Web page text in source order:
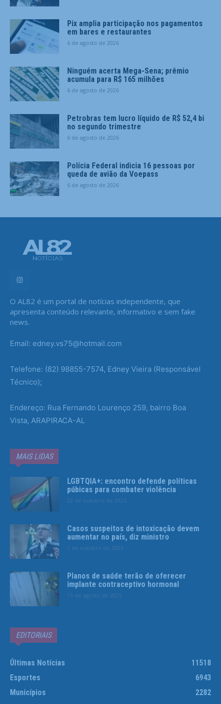
Pix amplia participação nos pagamentos
em bares e restaurantes
6 de agosto de 2026
Ninguém acerta Mega-Sena; prêmio
acumula para R$ 165 milhões
6 de agosto de 2026
Petrobras tem lucro líquido de R$ 52,4 bi
no segundo trimestre
6 de agosto de 2026
Polícia Federal indicia 16 pessoas por
queda de avião da Voepass
6 de agosto de 2026
O AL82 é um portal de notícias independente, que
apresenta conteúdo relevante, informativo e sem fake
news.
Email: edney.vs75@hotmail.com
Telefone: (82) 98855-7574, Edney Vieira (Responsável
Técnico);
Endereço: Rua Fernando Lourenço 259, bairro Boa
Vista, ARAPIRACA-AL
MAIS LIDAS
LGBTQIA+: encontro defende políticas
púbicas para combater violência
22 de outubro de 2025
Casos suspeitos de intoxicação devem
aumentar no país, diz ministro
1 de outubro de 2025
Planos de saúde terão de oferecer
implante contraceptivo hormonal
13 de agosto de 2025
EDITORIAIS
Últimas Notícias
11518
Esportes
6943
Municípios
2282